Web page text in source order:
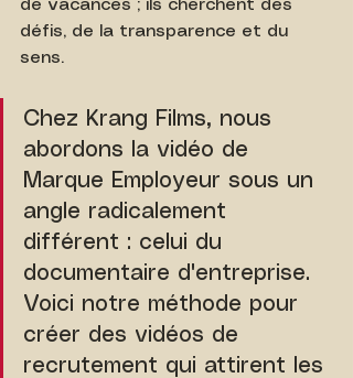
de vacances ; ils cherchent des
défis, de la transparence et du
sens.
Chez Krang Films, nous
abordons la vidéo de
Marque Employeur sous un
angle radicalement
différent : celui du
documentaire d'entreprise.
Voici notre méthode pour
créer des vidéos de
recrutement qui attirent les